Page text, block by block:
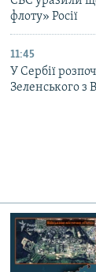
флоту» Росії
11:45
У Сербії
Зеленського з